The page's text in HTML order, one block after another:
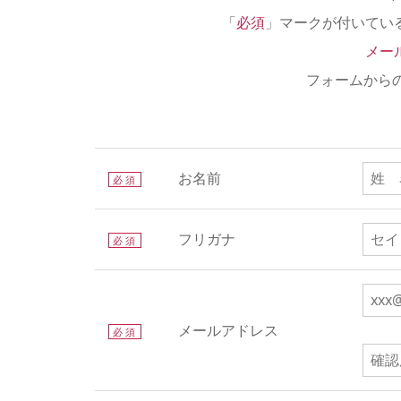
「必須 」マークが付いて
メー
フォームから
必須 お名前
必須 フリガナ
必須 メールアドレス